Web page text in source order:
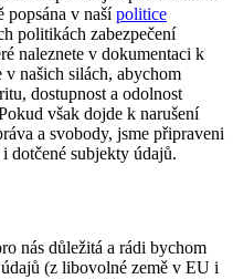
popsána v našípolitice
politikách zabezpečení
naleznete v dokumentaci k
našich silách, abychom
dostupnost a odolnost
však dojde k narušení
a svobody, jsme připraveni
dotčené subjekty údajů.
nás důležitá a rádi bychom
(z libovolné země v EU i